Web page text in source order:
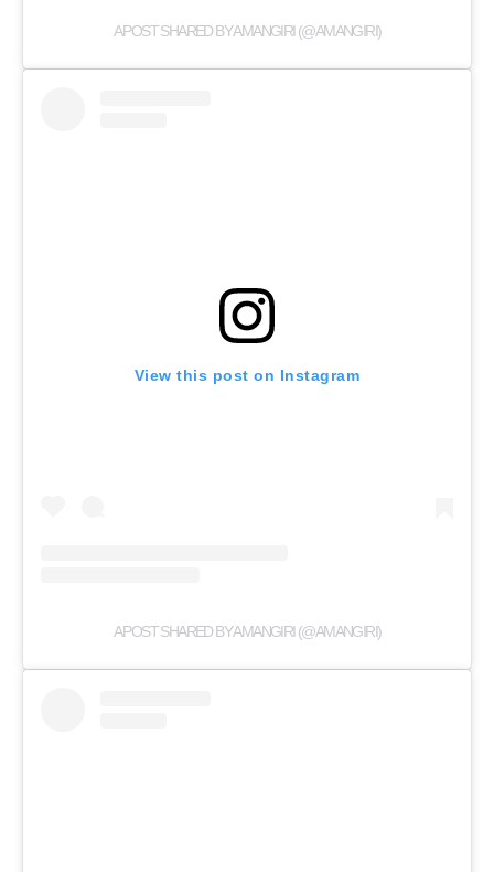
A POST SHARED BY AMANGIRI (@AMANGIRI)
View this post on Instagram
A POST SHARED BY AMANGIRI (@AMANGIRI)